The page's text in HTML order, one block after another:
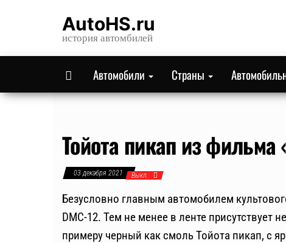
AutoHS.ru
история автомбилей
Автомобили Страны
Тойота пикап из
03 декабря 2021 Выкл.
Безусловно главным автомобилем
DMC-12. Тем не менее в ленте присутствует
примеру черный как смоль Тойота пикап, с